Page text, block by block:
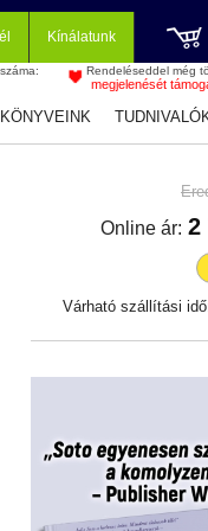
Kínálatunk
Rendeléseddel még
megjelenését
Online ár: 2
Várható szállítási